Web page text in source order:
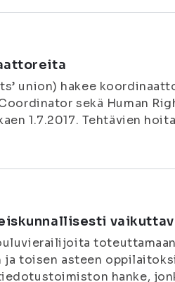
union) hakee
sekä Human
1.7.2017. Tehtävien
toisen asteen
hanke,